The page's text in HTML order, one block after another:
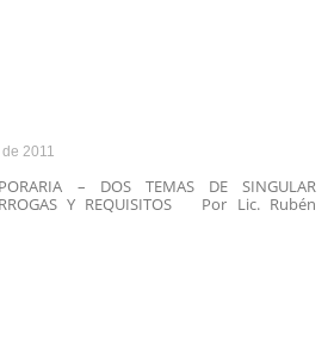
2011
– DOS TEMAS DE SINGULAR
Y REQUISITOS Por Lic. Rubén